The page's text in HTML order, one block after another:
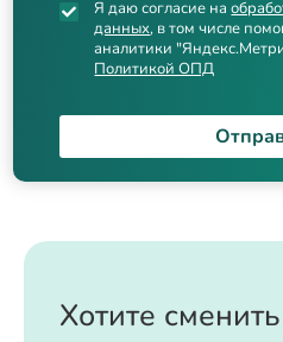
Я даю согласие на
данных, в том числе
аналитики
Политикой ОПД
Хотите